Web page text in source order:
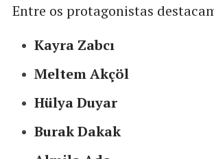
Entre os protagonistas
Kayra Zabcı
Meltem Akçöl
Hülya Duyar
Burak Dakak